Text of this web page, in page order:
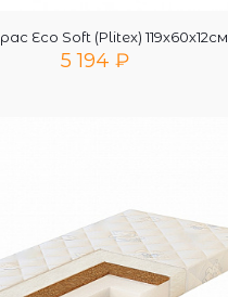
Eco Soft (Plitex) 119х60х12см
5 194 ₽